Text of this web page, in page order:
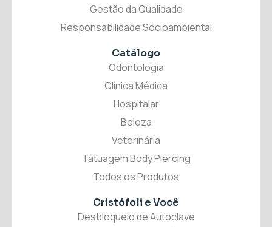
Gestão da Qualidade
Responsabilidade Socioambiental
Catálogo
Odontologia
Clínica Médica
Hospitalar
Beleza
Veterinária
Tatuagem Body Piercing
Todos os Produtos
Cristófoli e Você
Desbloqueio de Autoclave